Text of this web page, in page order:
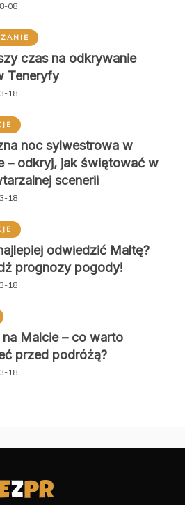
08
czas na odkrywanie
Teneryfy
18
noc sylwestrowa w
– odkryj, jak świętować w
scenerii
18
odwiedzić Maltę?
prognozy pogody!
18
na Malcie – co warto
przed podróżą?
18